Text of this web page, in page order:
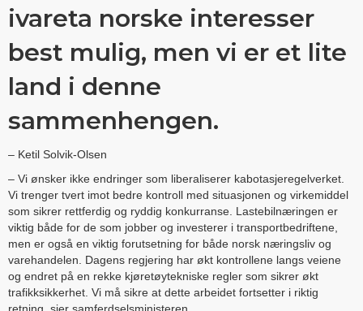
ivareta norske interesser
best mulig, men vi er et lite
land i denne
sammenhengen.
– Ketil Solvik-Olsen
– Vi ønsker ikke endringer som liberaliserer kabotasjeregelverket.
Vi trenger tvert imot bedre kontroll med situasjonen og virkemiddel
som sikrer rettferdig og ryddig konkurranse. Lastebilnæringen er
viktig både for de som jobber og investerer i transportbedriftene,
men er også en viktig forutsetning for både norsk næringsliv og
varehandelen. Dagens regjering har økt kontrollene langs veiene
og endret på en rekke kjøretøytekniske regler som sikrer økt
trafikksikkerhet. Vi må sikre at dette arbeidet fortsetter i riktig
retning, sier samferdselsministeren.